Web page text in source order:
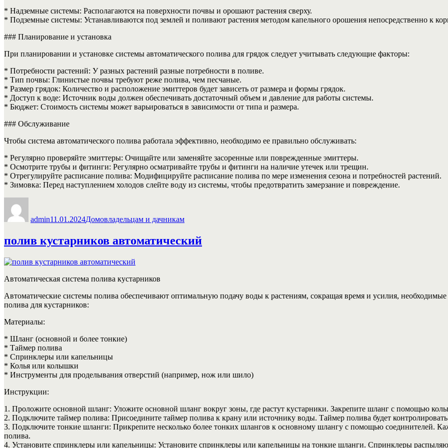
* Надземные системы: Располагаются на поверхности почвы и орошают растения сверху.
* Подземные системы: Устанавливаются под землей и поливают растения методом капельного орошения непосредственно к
### Планирование и установка
При планировании и установке системы автоматического полива для грядок следует учитывать следующие факторы:
* Потребности растений: У разных растений разные потребности в поливе.
* Тип почвы: Глинистые почвы требуют реже полива, чем песчаные.
* Размер грядок: Количество и расположение эмиттеров будет зависеть от размера и формы грядок.
* Доступ к воде: Источник воды должен обеспечивать достаточный объем и давление для работы системы.
* Бюджет: Стоимость системы может варьироваться в зависимости от типа и размера.
### Обслуживание
Чтобы система автоматического полива работала эффективно, необходимо ее правильно обслуживать:
* Регулярно проверяйте эмиттеры: Очищайте или заменяйте засоренные или поврежденные эмиттеры.
* Осмотрите трубы и фитинги: Регулярно осматривайте трубы и фитинги на наличие утечек или трещин.
* Отрегулируйте расписание полива: Модифицируйте расписание полива по мере изменения сезона и потребностей растений.
* Зимовка: Перед наступлением холодов слейте воду из системы, чтобы предотвратить замерзание и повреждение.
admin11.01.2024Домовладельцам и дачникам
полив кустарников автоматический
Автоматическая система полива кустарников
Автоматические системы полива обеспечивают оптимальную подачу воды к растениям, сокращая время и усилия,
полива для кустарников:
Материалы:
* Шланг (основной и более тонкие)
* Таймер полива
* Спринклеры или капельницы
* Колья или колышки
* Инструменты для проделывания отверстий (например, нож или шило)
Инструкции:
1. Проложите основной шланг: Уложите основной шланг вокруг зоны, где растут кустарники. Закрепите шланг с помощью
2. Подключите таймер полива: Присоедините таймер полива к крану или источнику воды. Таймер полива будет
3. Подключите тонкие шланги: Прикрепите несколько более тонких шлангов к основному шлангу с помощью соединителей.
полива.
4. Установите спринклеры или капельницы: Установите спринклеры или капельницы на тонкие шланги. Спринклеры